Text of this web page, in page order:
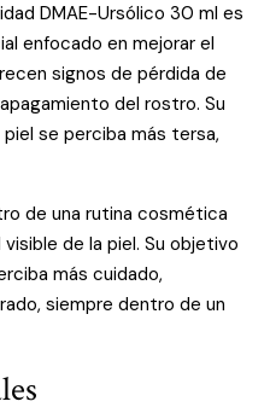
DMAE-Ursólico 30 ml es
enfocado en mejorar el
signos de pérdida de
del rostro. Su
se perciba más tersa,
de una rutina cosmética
de la piel. Su objetivo
más cuidado,
siempre dentro de un